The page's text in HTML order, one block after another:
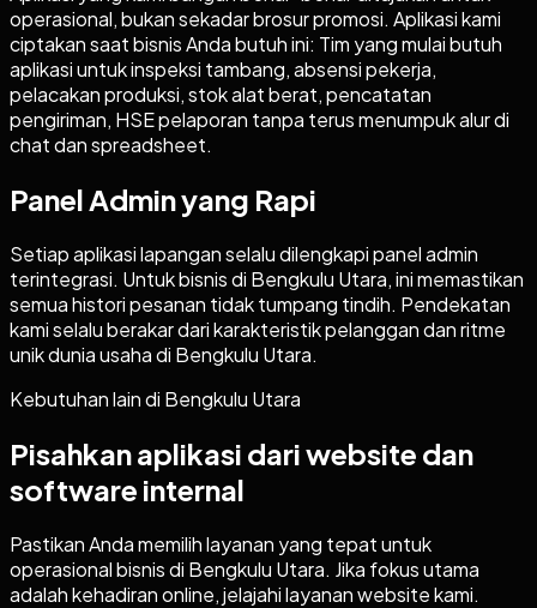
operasional, bukan sekadar brosur promosi. Aplikasi kami
ciptakan saat bisnis Anda butuh ini: Tim yang mulai butuh
aplikasi untuk inspeksi tambang, absensi pekerja,
pelacakan produksi, stok alat berat, pencatatan
pengiriman, HSE pelaporan tanpa terus menumpuk alur di
chat dan spreadsheet.
Panel Admin yang Rapi
Setiap aplikasi lapangan selalu dilengkapi panel admin
terintegrasi. Untuk bisnis di Bengkulu Utara, ini memastikan
semua histori pesanan tidak tumpang tindih. Pendekatan
kami selalu berakar dari karakteristik pelanggan dan ritme
unik dunia usaha di Bengkulu Utara.
Kebutuhan lain di Bengkulu Utara
Pisahkan aplikasi dari website dan
software internal
Pastikan Anda memilih layanan yang tepat untuk
operasional bisnis di Bengkulu Utara. Jika fokus utama
adalah kehadiran online, jelajahi layanan website kami.